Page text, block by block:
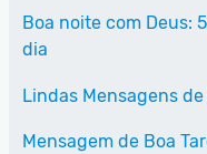
Boa noite com Deus:
dia
Lindas Mensagens
Mensagem de Boa